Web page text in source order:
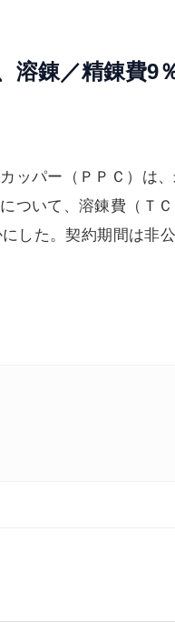
溶錬／精錬費9
ッパー（ＰＰＣ）は
ついて、溶錬費（Ｔ
した。契約期間は非